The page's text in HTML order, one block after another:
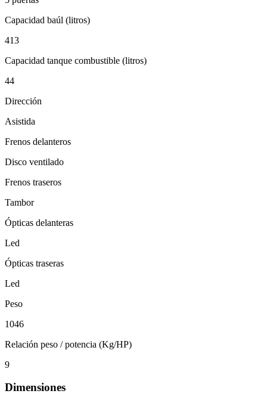
Capacidad baúl (litros)
413
Capacidad tanque combustible (litros)
44
Dirección
Asistida
Frenos delanteros
Disco ventilado
Frenos traseros
Tambor
Ópticas delanteras
Led
Ópticas traseras
Led
Peso
1046
Relación peso / potencia (Kg/HP)
9
Dimensiones